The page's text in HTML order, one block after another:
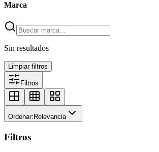
Marca
Sin resultados
Limpiar filtros
Filtros
Ordenar: Relevancia
Filtros